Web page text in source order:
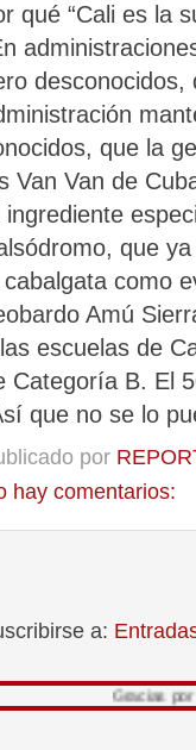
qué “Cali es la
que la
Van Van de
ingrediente
que
cabalgata como
Amú
escuelas de
Categoría B. El
que no se lo
por
hay comentarios:
a:
Gracias por leer mi